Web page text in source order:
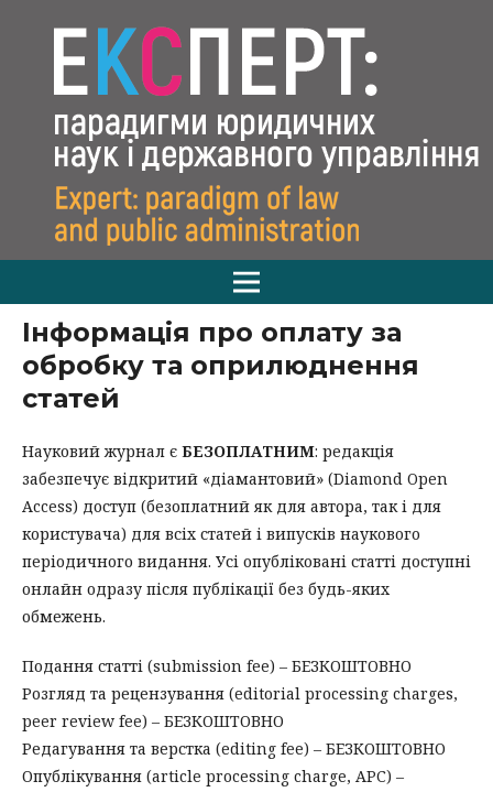
Інформація про оплату за
обробку та оприлюднення
статей
Науковий журнал є БЕЗОПЛАТНИМ: редакція
забезпечує відкритий «діамантовий» (Diamond Open
Access) доступ (безоплатний як для автора, так і для
користувача) для всіх статей і випусків наукового
періодичного видання. Усі опубліковані статті доступні
онлайн одразу після публікації без будь-яких
обмежень.
Подання статті (submission fee) – БЕЗКОШТОВНО
Розгляд та рецензування (editorial processing charges,
peer review fee) – БЕЗКОШТОВНО
Редагування та верстка (editing fee) – БЕЗКОШТОВНО
Опублікування (article processing charge, APC) –